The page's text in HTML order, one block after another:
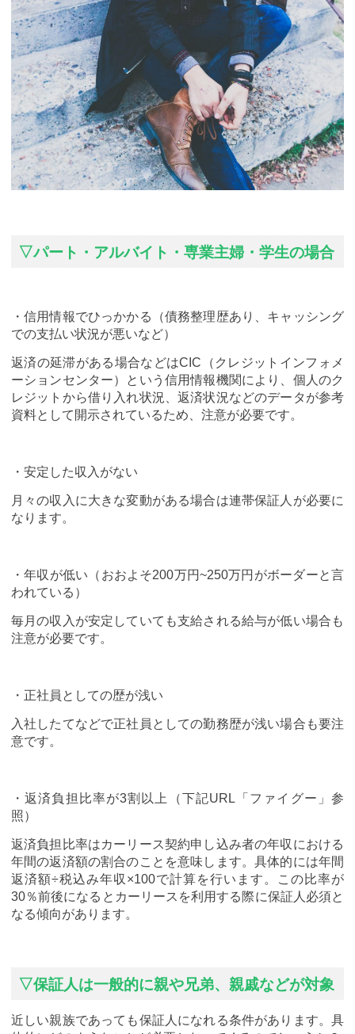
▽パート・アルバイト・専業主婦・学生の場合
・信用情報でひっかかる（債務整理歴あり、キャッシング
での支払い状況が悪いなど）
返済の延滞がある場合などはCIC（クレジットインフォメ
ーションセンター）という信用情報機関により、個人のク
レジットから借り入れ状況、返済状況などのデータが参考
資料として開示されているため、注意が必要です。
・安定した収入がない
月々の収入に大きな変動がある場合は連帯保証人が必要に
なります。
・年収が低い（おおよそ200万円~250万円がボーダーと言
われている）
毎月の収入が安定していても支給される給与が低い場合も
注意が必要です。
・正社員としての歴が浅い
入社したてなどで正社員としての勤務歴が浅い場合も要注
意です。
・返済負担比率が3割以上（下記URL「ファイグー」参
照）
返済負担比率はカーリース契約申し込み者の年収における
年間の返済額の割合のことを意味します。具体的には年間
返済額÷税込み年収×100で計算を行います。この比率が
30％前後になるとカーリースを利用する際に保証人必須と
なる傾向があります。
▽保証人は一般的に親や兄弟、親戚などが対象
近しい親族であっても保証人になれる条件があります。具